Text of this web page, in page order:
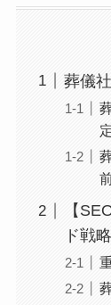
葬儀
【
ド戦略